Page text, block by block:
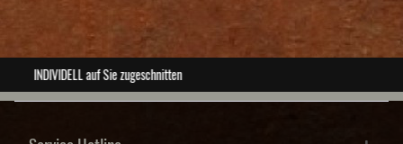
ABSOLUTE Unikate